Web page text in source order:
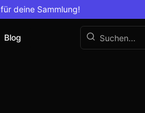
deine Sammlung!
Blog